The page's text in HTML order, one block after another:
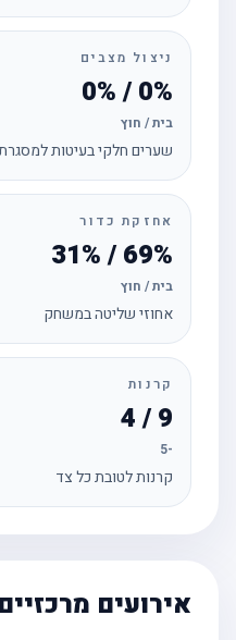
ניצול מצבים
0% / 0%
בית / חוץ
שערים חלקי בעיטות למסגרת
אחזקת כדור
69% / 31%
בית / חוץ
אחוזי שליטה במשחק
קרנות
קרנות לטובת כל צד
אירועים מרכזיים